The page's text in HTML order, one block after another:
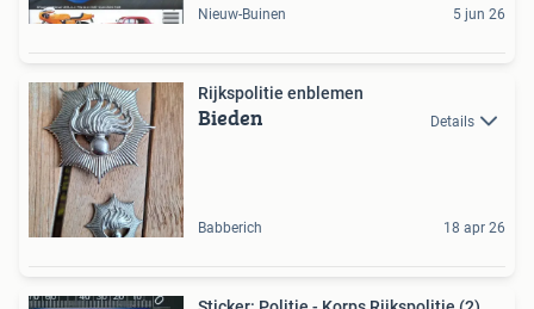
Nieuw-Buinen 5 jun 26
Rijkspolitie enblemen
Bieden Details
Babberich 18 apr 26